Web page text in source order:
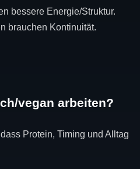
bessere Energie/Struktur.
brauchen Kontinuität.
vegan arbeiten?
Protein, Timing und Alltag